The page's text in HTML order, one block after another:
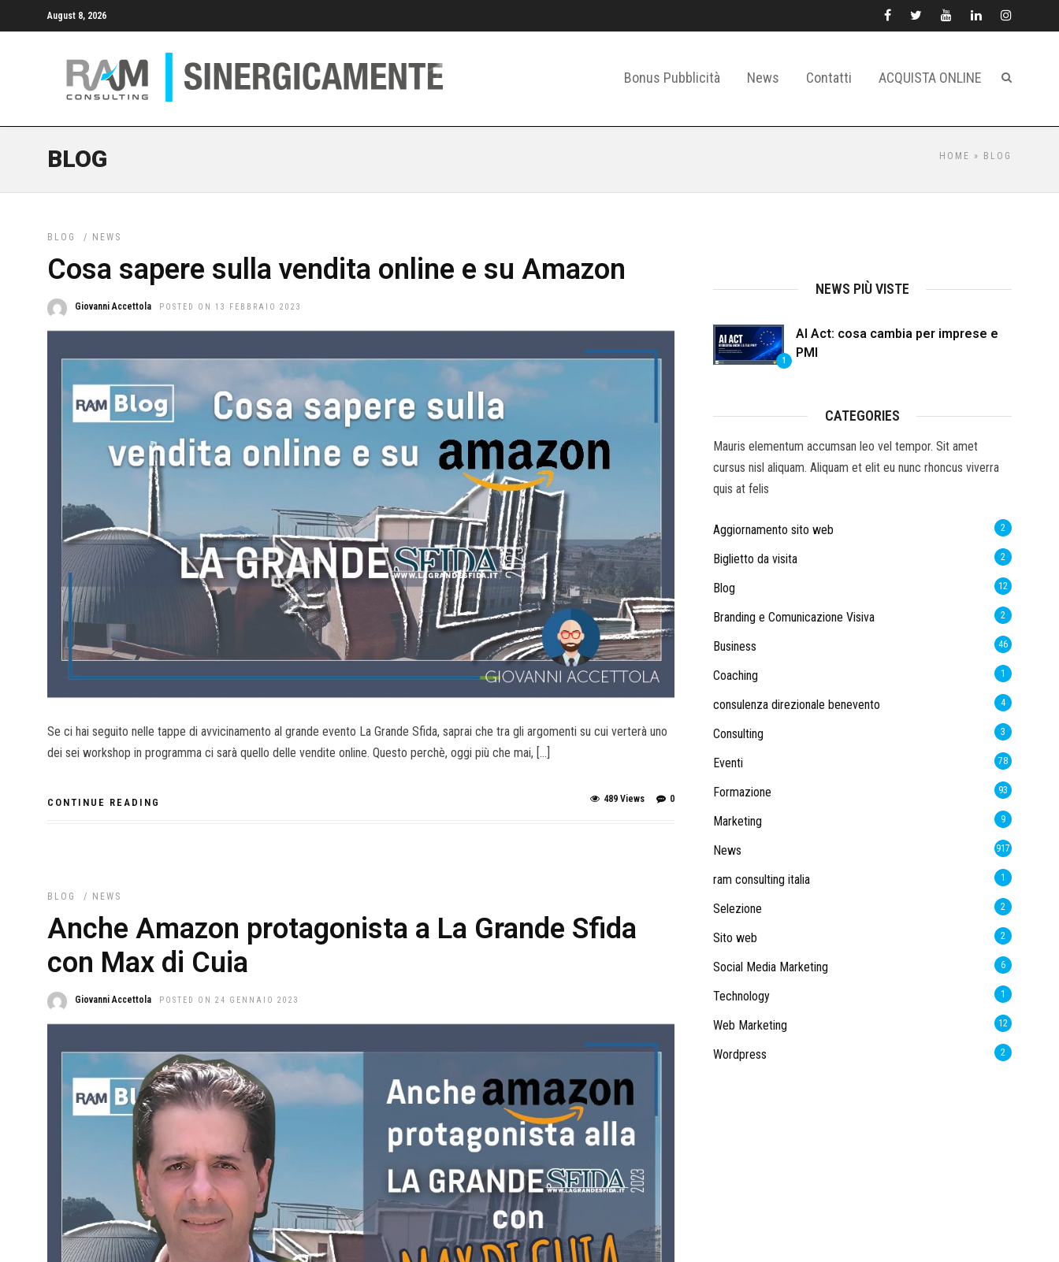
August 8, 2026
Bonus Pubblicità News Contatti ACQUISTA ONLINE
HOME » BLOG
BLOG
BLOG / NEWS
Cosa sapere sulla vendita online e su Amazon
Giovanni Accettola POSTED ON 13 FEBBRAIO 2023
Se ci hai seguito nelle tappe di avvicinamento al grande evento La Grande Sfida, saprai che tra gli argomenti su cui verterà uno
dei sei workshop in programma ci sarà quello delle vendite online. Questo perchè, oggi più che mai, […]
CONTINUE READING 0
489 Views
BLOG / NEWS
Anche Amazon protagonista a La Grande Sfida
con Max di Cuia
Giovanni Accettola POSTED ON 24 GENNAIO 2023
NEWS PIÙ VISTE
1
AI Act: cosa cambia per imprese e
PMI
CATEGORIES
Mauris elementum accumsan leo vel tempor. Sit amet
cursus nisl aliquam. Aliquam et elit eu nunc rhoncus viverra
quis at felis
Aggiornamento sito web 2
Biglietto da visita 2
Blog 12
Branding e Comunicazione Visiva 2
Business 46
Coaching 1
consulenza direzionale benevento 4
Consulting 3
Eventi 78
Formazione 93
Marketing 9
News 917
ram consulting italia 1
Selezione 2
Sito web 2
Social Media Marketing 6
Technology 1
Web Marketing 12
Wordpress 2